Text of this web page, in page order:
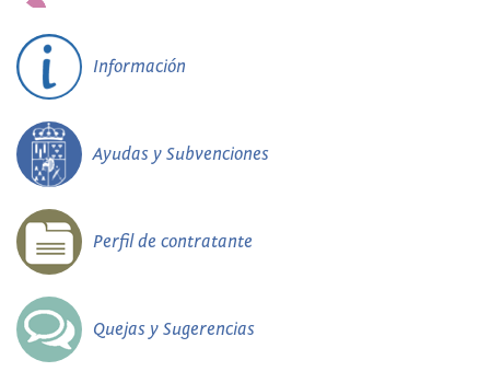
Información
Ayudas y Subvenciones
Perfil de contratante
Quejas y Sugerencias